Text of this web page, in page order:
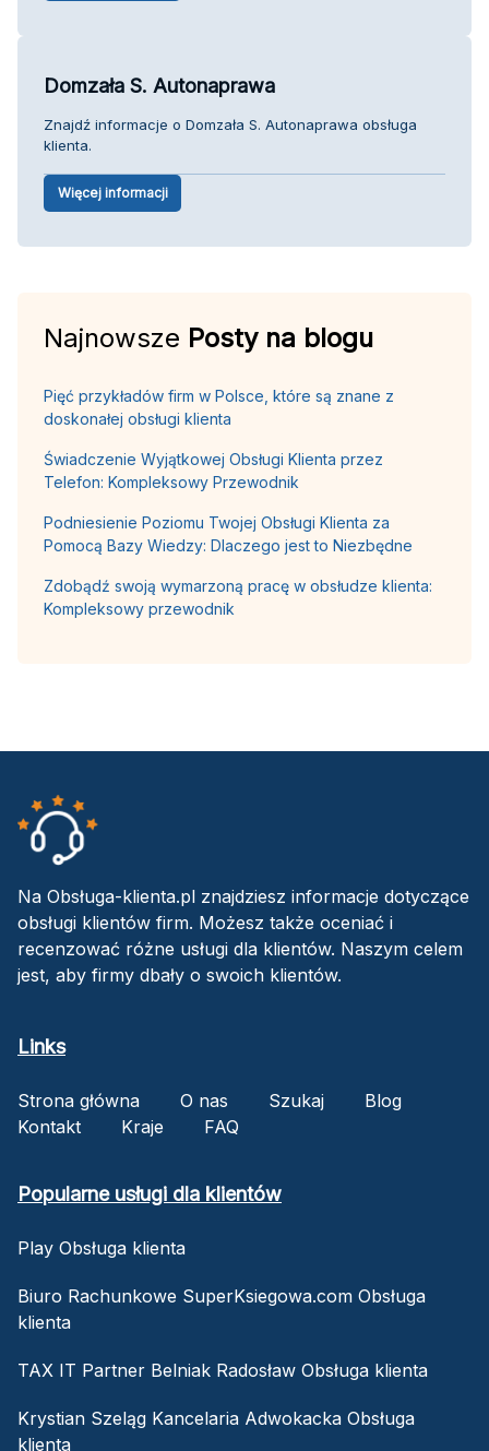
Domzała S. Autonaprawa
Znajdź informacje o Domzała S. Autonaprawa obsługa
klienta.
Więcej informacji
Najnowsze Posty na blogu
Pięć przykładów firm w Polsce, które są znane z
doskonałej obsługi klienta
Świadczenie Wyjątkowej Obsługi Klienta przez
Telefon: Kompleksowy Przewodnik
Podniesienie Poziomu Twojej Obsługi Klienta za
Pomocą Bazy Wiedzy: Dlaczego jest to Niezbędne
Zdobądź swoją wymarzoną pracę w obsłudze klienta:
Kompleksowy przewodnik
Na Obsługa-klienta.pl znajdziesz informacje dotyczące
obsługi klientów firm. Możesz także oceniać i
recenzować różne usługi dla klientów. Naszym celem
jest, aby firmy dbały o swoich klientów.
Links
Strona główna O nas Szukaj
Blog
Kontakt
Kraje FAQ
Popularne usługi dla klientów
Play Obsługa klienta
Biuro Rachunkowe SuperKsiegowa.com Obsługa
klienta
TAX IT Partner Belniak Radosław Obsługa klienta
Krystian Szeląg Kancelaria Adwokacka Obsługa
klienta